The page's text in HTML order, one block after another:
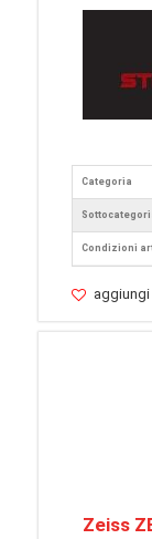
Categoria
Condizioni
Zeiss